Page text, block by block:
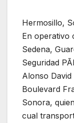
Hermosillo,
En operativo
Sedena,
Seguridad
Alonso
Boulevard
Sonora,
cual